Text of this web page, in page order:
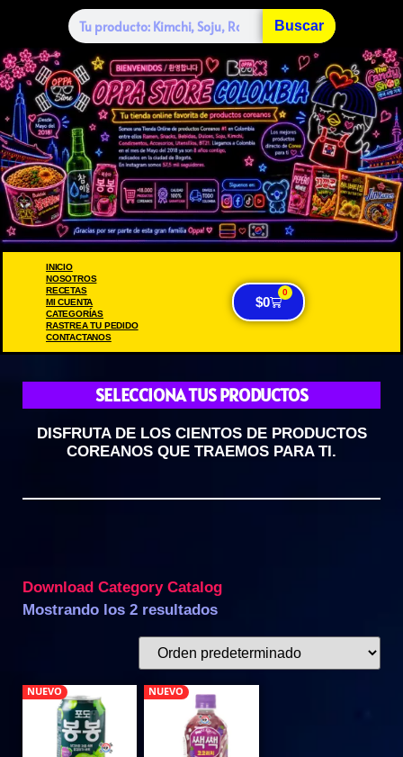
Buscar
INICIO
NOSOTROS
RECETAS
MI CUENTA
CATEGORÍAS
RASTREA TU PEDIDO
CONTACTANOS
$0
0
SELECCIONA TUS PRODUCTOS
DISFRUTA DE LOS CIENTOS DE PRODUCTOS
COREANOS QUE TRAEMOS PARA TI.
Download Category Catalog
Mostrando los 2 resultados
NUEVO NUEVO